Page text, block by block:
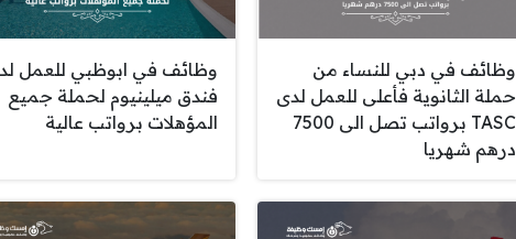
وظائف في دبي للنساء من
حملة الثانوية فأعلى للعمل لدى
TASC برواتب تصل الى 7500
درهم شهريا
وظائف في ابوظبي للعمل
فندق ميلينيوم لحملة جميع
المؤهلات برواتب عالية